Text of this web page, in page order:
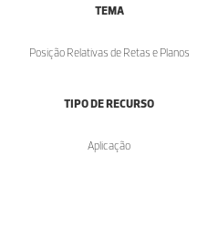
TEMA
Posição Relativas de Retas e Planos
TIPO DE RECURSO
Aplicação